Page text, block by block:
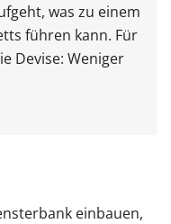
was zu einem
führen kann. Für
Devise: Weniger
einbauen,